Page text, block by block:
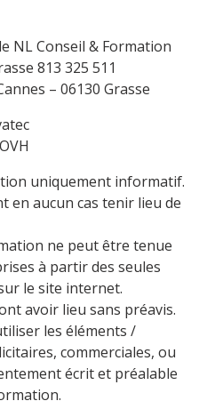
NL Conseil & Formation
813 325 511
– 06130 Grasse
uniquement informatif.
en aucun cas tenir lieu de
ne peut être tenue
à partir des seules
le site internet.
avoir lieu sans préavis.
les éléments /
commerciales, ou
écrit et préalable